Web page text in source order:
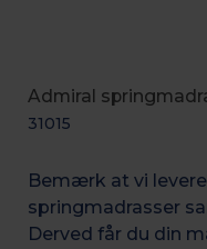
Admiral
31015
Bemærk at vi
springmadrasser
Derved får du din